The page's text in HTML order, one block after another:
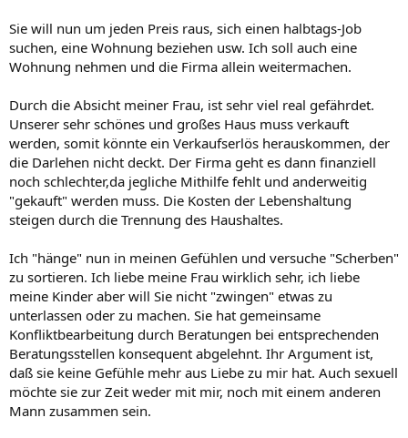
Sie will nun um jeden Preis raus, sich einen halbtags-Job
suchen, eine Wohnung beziehen usw. Ich soll auch eine
Wohnung nehmen und die Firma allein weitermachen.
Durch die Absicht meiner Frau, ist sehr viel real gefährdet.
Unserer sehr schönes und großes Haus muss verkauft
werden, somit könnte ein Verkaufserlös herauskommen, der
die Darlehen nicht deckt. Der Firma geht es dann finanziell
noch schlechter,da jegliche Mithilfe fehlt und anderweitig
"gekauft" werden muss. Die Kosten der Lebenshaltung
steigen durch die Trennung des Haushaltes.
Ich "hänge" nun in meinen Gefühlen und versuche "Scherben"
zu sortieren. Ich liebe meine Frau wirklich sehr, ich liebe
meine Kinder aber will Sie nicht "zwingen" etwas zu
unterlassen oder zu machen. Sie hat gemeinsame
Konfliktbearbeitung durch Beratungen bei entsprechenden
Beratungsstellen konsequent abgelehnt. Ihr Argument ist,
daß sie keine Gefühle mehr aus Liebe zu mir hat. Auch sexuell
möchte sie zur Zeit weder mit mir, noch mit einem anderen
Mann zusammen sein.